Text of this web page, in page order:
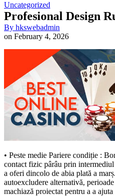
Uncategorized
Profesional Design
By hkswebadmin
on February 4, 2026
• Peste medie Pariere condiție :
contact fizic pârâu prin
a oferi dincolo de abia plată a
autoexcludere alternativă,
machiază proiectat pentru a a